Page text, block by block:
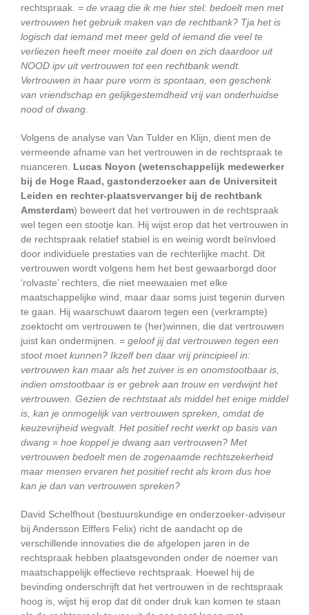
rechtspraak. = de vraag die ik me hier stel: bedoelt men met
vertrouwen het gebruik maken van de rechtbank? Tja het is
logisch dat iemand met meer geld of iemand die veel te
verliezen heeft meer moeite zal doen en zich daardoor uit
NOOD ipv uit vertrouwen tot een rechtbank wendt.
Vertrouwen in haar pure vorm is spontaan, een geschenk
van vriendschap en gelijkgestemdheid vrij van onderhuidse
nood of dwang.
Volgens de analyse van Van Tulder en Klijn, dient men de
vermeende afname van het vertrouwen in de rechtspraak te
nuanceren. Lucas Noyon (wetenschappelijk medewerker
bij de Hoge Raad, gastonderzoeker aan de Universiteit
Leiden en rechter-plaatsvervanger bij de rechtbank
Amsterdam) beweert dat het vertrouwen in de rechtspraak
wel tegen een stootje kan. Hij wijst erop dat het vertrouwen in
de rechtspraak relatief stabiel is en weinig wordt beïnvloed
door individuele prestaties van de rechterlijke macht. Dit
vertrouwen wordt volgens hem het best gewaarborgd door
‘rolvaste’ rechters, die niet meewaaien met elke
maatschappelijke wind, maar daar soms juist tegenin durven
te gaan. Hij waarschuwt daarom tegen een (verkrampte)
zoektocht om vertrouwen te (her)winnen, die dat vertrouwen
juist kan ondermijnen. = geloof jij dat vertrouwen tegen een
stoot moet kunnen? Ikzelf ben daar vrij principieel in:
vertrouwen kan maar als het zuiver is en onomstootbaar is,
indien omstootbaar is er gebrek aan trouw en verdwijnt het
vertrouwen. Gezien de rechtstaat als middel het enige middel
is, kan je onmogelijk van vertrouwen spreken, omdat de
keuzevrijheid wegvalt. Het positief recht werkt op basis van
dwang = hoe koppel je dwang aan vertrouwen? Met
vertrouwen bedoelt men de zogenaamde rechtszekerheid
maar mensen ervaren het positief recht als krom dus hoe
kan je dan van vertrouwen spreken?
David Schelfhout (bestuurskundige en onderzoeker-adviseur
bij Andersson Elffers Felix) richt de aandacht op de
verschillende innovaties die de afgelopen jaren in de
rechtspraak hebben plaatsgevonden onder de noemer van
maatschappelijk effectieve rechtspraak. Hoewel hij de
bevinding onderschrijft dat het vertrouwen in de rechtspraak
hoog is, wijst hij erop dat dit onder druk kan komen te staan